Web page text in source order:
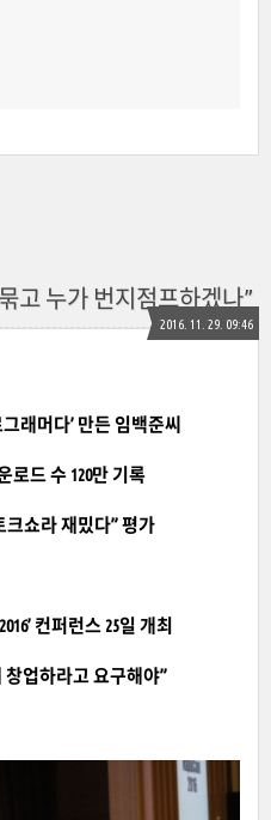
고 누가 번지점프하겠나”
2016. 11. 29. 09:46
래머다’ 만든 임백준씨
로드 수 120만 기록
크쇼라 재밌다” 평가
컨퍼런스 25일 개최
업하라고 요구해야”